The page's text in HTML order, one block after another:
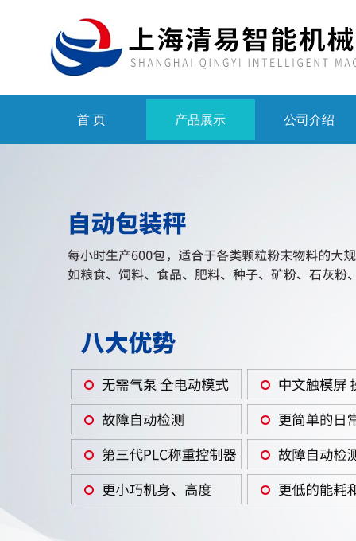
首 页 产品展示 公司介绍